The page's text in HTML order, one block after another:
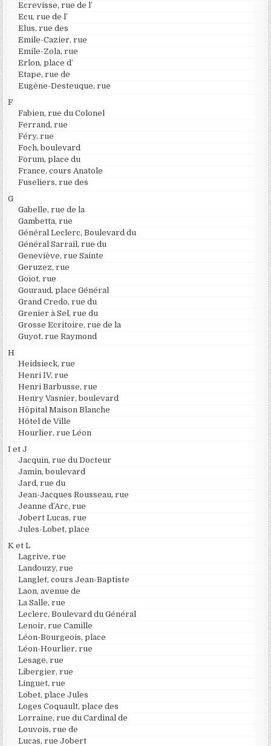
Ecrevisse, rue de l’
Ecu, rue de l’
Elus, rue des
Emile-Cazier, rue
Emile-Zola, rue
Erlon, place d’
Etape, rue de
Eugène-Desteuque, rue
F
Fabien, rue du Colonel
Ferrand, rue
Féry, rue
Foch, boulevard
Forum, place du
France, cours Anatole
Fuseliers, rue des
G
Gabelle, rue de la
Gambetta, rue
Général Leclerc, Boulevard du
Général Sarrail, rue du
Geneviève, rue Sainte
Geruzez, rue
Goïot, rue
Gouraud, place Général
Grand Credo, rue du
Grenier à Sel, rue du
Grosse Ecritoire, rue de la
Guyot, rue Raymond
H
Heidsieck, rue
Henri IV, rue
Henri Barbusse, rue
Henry Vasnier, boulevard
Hôpital Maison Blanche
Hôtel de Ville
Hourlier, rue Léon
I et J
Jacquin, rue du Docteur
Jamin, boulevard
Jard, rue du
Jean-Jacques Rousseau, rue
Jeanne d’Arc, rue
Jobert Lucas, rue
Jules-Lobet, place
K et L
Lagrive, rue
Landouzy, rue
Langlet, cours Jean-Baptiste
Laon, avenue de
La Salle, rue
Leclerc, Boulevard du Général
Lenoir, rue Camille
Léon-Bourgeois, place
Léon-Hourlier, rue
Lesage, rue
Libergier, rue
Linguet, rue
Lobet, place Jules
Loges Coquault, place des
Lorraine, rue du Cardinal de
Louvois, rue de
Lucas, rue Jobert